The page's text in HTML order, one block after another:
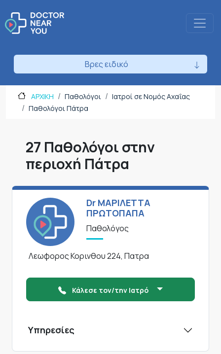
Βρες ειδικό
ΑΡΧΙΚΗ Παθολόγοι
Ιατροί σε Νομός Αχαΐας
Παθολόγοι Πάτρα
27 Παθολόγοι στην
περιοχή Πάτρα
Dr ΜΑΡΙΛΕΤΤΑ
ΠΡΩΤΟΠΑΠΑ
Παθολόγος
Λεωφορος Κορινθου 224, Πατρα
Κάλεσε τον/την Ιατρό
Υπηρεσίες